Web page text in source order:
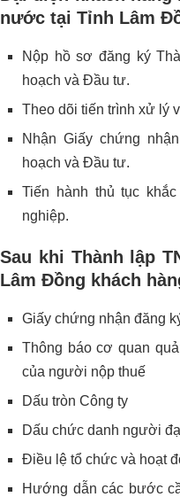
nước tại Tỉnh Lâm
Nộp hồ sơ đăng ký
hoạch và Đầu tư.
Theo dõi tiến trình xử lý
Nhận Giấy chứng
hoạch và Đầu tư.
Tiến hành thủ tục
nghiệp.
Sau khi Thành lập
Lâm Đồng khách
Giấy chứng nhận đăng
Thông báo cơ quan
của người nộp thuế
Dấu tròn Công ty
Dấu chức danh người
Điều lệ tổ chức và hoạt
Hướng dẫn các bước